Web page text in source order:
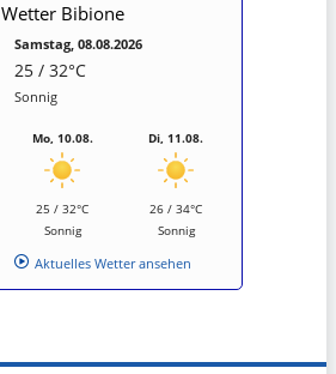
Wetter Bibione
Samstag, 08.08.2026
25 / 32°C
Sonnig
Mo, 10.08.
25 / 32°C
Sonnig
Di, 11.08.
26 / 34°C
Sonnig
Aktuelles Wetter ansehen